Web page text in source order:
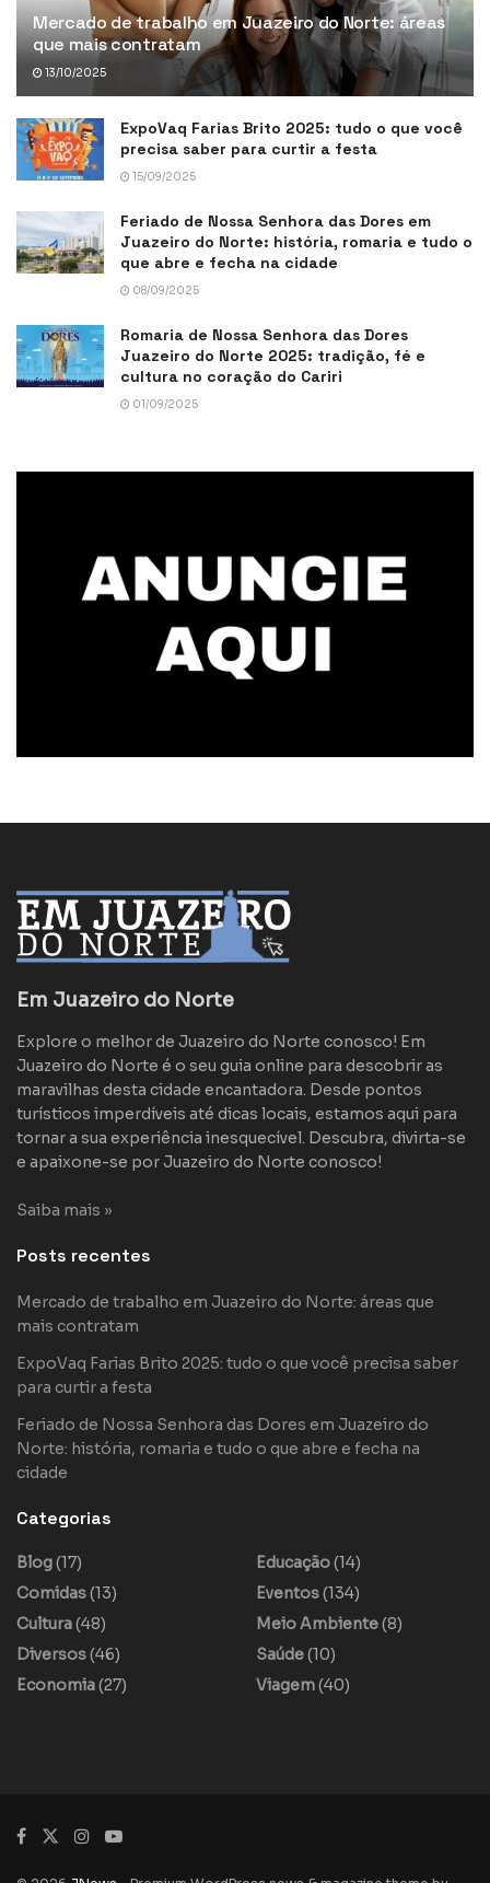
Mercado de trabalho em Juazeiro do Norte: áreas
que mais contratam
13/10/2025
ExpoVaq Farias Brito 2025: tudo o que você
precisa saber para curtir a festa
15/09/2025
Feriado de Nossa Senhora das Dores em
Juazeiro do Norte: história, romaria e tudo o
que abre e fecha na cidade
08/09/2025
Romaria de Nossa Senhora das Dores
Juazeiro do Norte 2025: tradição, fé e
cultura no coração do Cariri
01/09/2025
Em Juazeiro do Norte
Explore o melhor de Juazeiro do Norte conosco! Em
Juazeiro do Norte é o seu guia online para descobrir as
maravilhas desta cidade encantadora. Desde pontos
turísticos imperdíveis até dicas locais, estamos aqui para
tornar a sua experiência inesquecível. Descubra, divirta-se
e apaixone-se por Juazeiro do Norte conosco!
Saiba mais »
Posts recentes
Mercado de trabalho em Juazeiro do Norte: áreas que
mais contratam
ExpoVaq Farias Brito 2025: tudo o que você precisa saber
para curtir a festa
Feriado de Nossa Senhora das Dores em Juazeiro do
Norte: história, romaria e tudo o que abre e fecha na
cidade
Categorias
Blog(17)
Comidas(13)
Cultura(48)
Diversos(46)
Economia(27)
Educação(14)
Eventos(134)
Meio Ambiente(8)
Saúde(10)
Viagem(40)